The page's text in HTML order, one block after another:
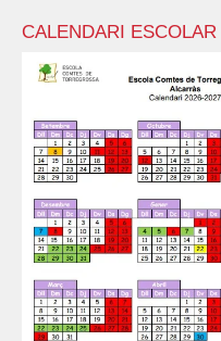
CALENDARI